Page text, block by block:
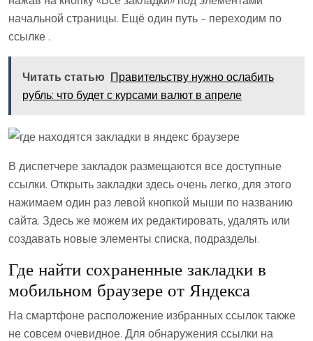
начальной страницы. Ещё один путь – переходим по
ссылке .
Читать статью Правительству нужно ослабить
рубль: что будет с курсами валют в апреле
В диспетчере закладок размещаются все доступные
ссылки. Открыть закладки здесь очень легко, для этого
нажимаем один раз левой кнопкой мыши по названию
сайта. Здесь же можем их редактировать, удалять или
создавать новые элементы списка, подразделы.
Где найти сохраненные закладки в
мобильном браузере от Яндекса
На смартфоне расположение избранных ссылок также
не совсем очевидное. Для обнаружения ссылки на